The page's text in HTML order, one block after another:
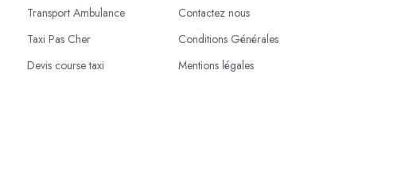
Transport Ambulance
Taxi Pas Cher
Devis course taxi
Contactez nous
Conditions Générales
Mentions légales